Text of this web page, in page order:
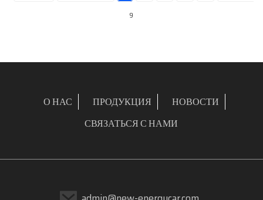
9
О НАС ПРОДУКЦИЯ
НОВОСТИ
СВЯЗАТЬСЯ С НАМИ